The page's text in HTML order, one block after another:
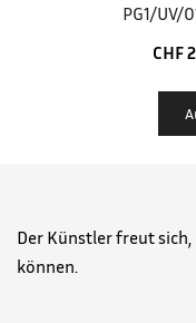
PG1/UV/
CHF
Der Künstler freut
können.